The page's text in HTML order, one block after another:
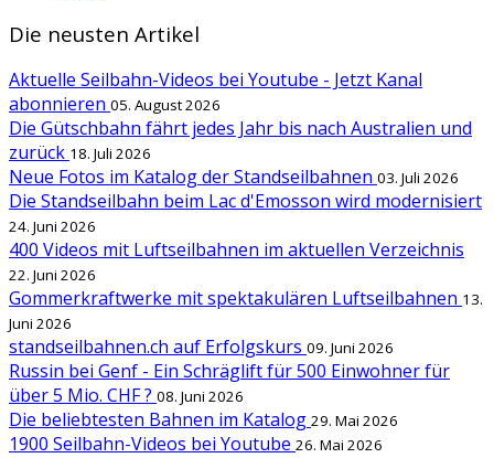
Die neusten Artikel
Aktuelle Seilbahn-Videos bei Youtube - Jetzt Kanal
abonnieren 05. August 2026
Die Gütschbahn fährt jedes Jahr bis nach Australien und
zurück 18. Juli 2026
Neue Fotos im Katalog der Standseilbahnen 03. Juli 2026
Die Standseilbahn beim Lac d'Emosson wird modernisiert
24. Juni 2026
400 Videos mit Luftseilbahnen im aktuellen Verzeichnis
22. Juni 2026
Gommerkraftwerke mit spektakulären Luftseilbahnen 13.
Juni 2026
standseilbahnen.ch auf Erfolgskurs 09. Juni 2026
Russin bei Genf - Ein Schräglift für 500 Einwohner für
über 5 Mio. CHF ? 08. Juni 2026
Die beliebtesten Bahnen im Katalog 29. Mai 2026
1900 Seilbahn-Videos bei Youtube 26. Mai 2026